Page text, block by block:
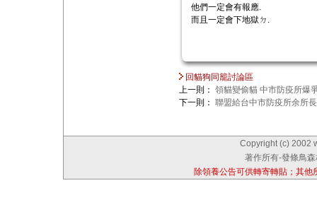
他們一定會有報應.
而且一定會下地獄ㄉ.
回貓狗同籠討論區
上一則： 領貓變偷貓 中市防疫所爆
下一則： 聯盟給台中市防疫所余所
Copyright (c) 2002
著作所有-發條鳥
除領養公告可供轉寄轉貼；其